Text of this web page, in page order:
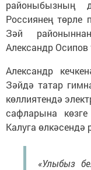
районыбызның
Россиянең төрле
Зәй
Александр Осипов
Александр
Зәйдә татар
көллиятендә
сафларына
Калуга өлкәсендә
«Улыбыз